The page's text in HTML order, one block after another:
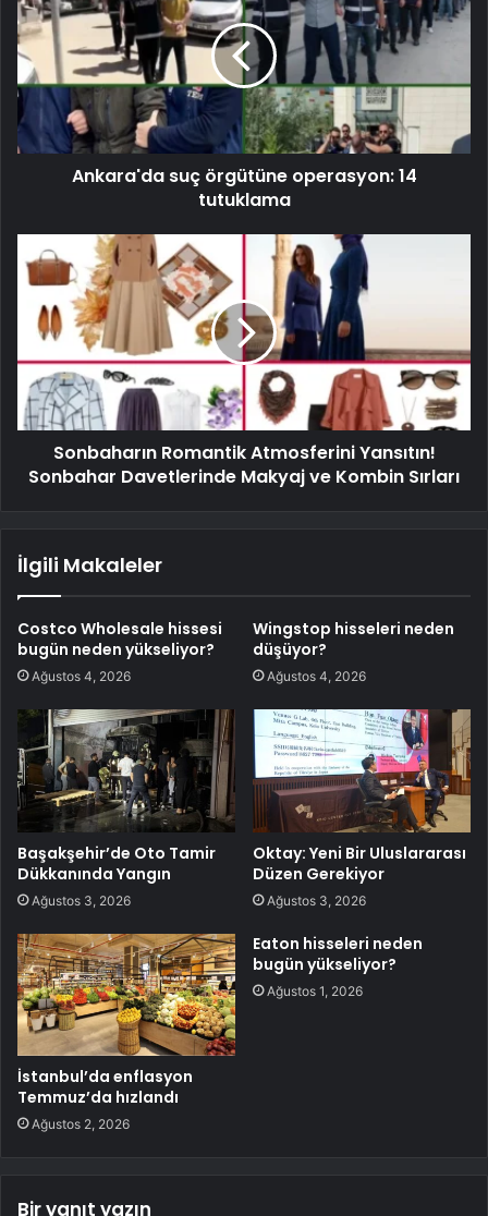
Ankara'da suç örgütüne operasyon: 14
tutuklama
Sonbaharın Romantik Atmosferini Yansıtın!
Sonbahar Davetlerinde Makyaj ve Kombin Sırları
İlgili Makaleler
Costco Wholesale hissesi
bugün neden yükseliyor?
Ağustos 4, 2026
Wingstop hisseleri neden
düşüyor?
Ağustos 4, 2026
Başakşehir’de Oto Tamir
Dükkanında Yangın
Ağustos 3, 2026
Oktay: Yeni Bir Uluslararası
Düzen Gerekiyor
Ağustos 3, 2026
İstanbul’da enflasyon
Temmuz’da hızlandı
Ağustos 2, 2026
Eaton hisseleri neden
bugün yükseliyor?
Ağustos 1, 2026
Bir yanıt yazın